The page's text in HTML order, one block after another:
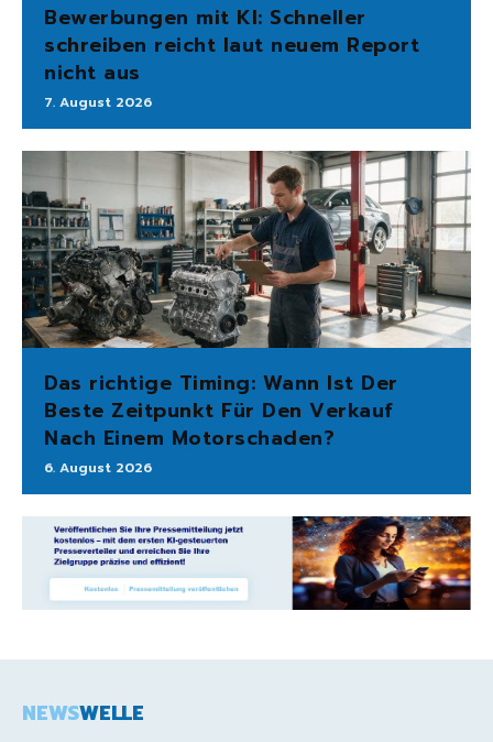
Bewerbungen mit KI: Schneller
schreiben reicht laut neuem Report
nicht aus
7. August 2026
Das richtige Timing: Wann Ist Der
Beste Zeitpunkt Für Den Verkauf
Nach Einem Motorschaden?
6. August 2026
NEWSWELLE